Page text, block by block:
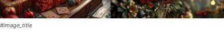
#image_title